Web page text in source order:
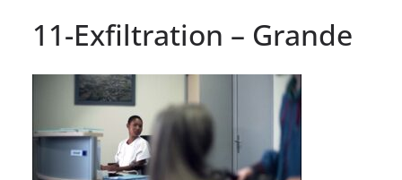
11-Exfiltration – Grande